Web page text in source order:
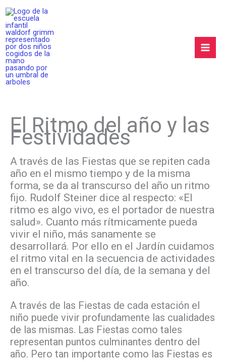
contenido
El Ritmo del año y las
Festividades
A través de las Fiestas que se repiten cada
año en el mismo tiempo y de la misma
forma, se da al transcurso del año un ritmo
fijo. Rudolf Steiner dice al respecto: «El
ritmo es algo vivo, es el portador de nuestra
salud». Cuanto más rítmicamente pueda
vivir el niño, más sanamente se
desarrollará. Por ello en el Jardín cuidamos
el ritmo vital en la secuencia de actividades
en el transcurso del día, de la semana y del
año.
A través de las Fiestas de cada estación el
niño puede vivir profundamente las cualidades
de las mismas. Las Fiestas como tales
representan puntos culminantes dentro del
año. Pero tan importante como las Fiestas es